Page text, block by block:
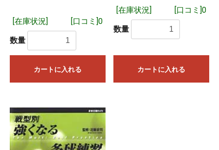
[在庫状況] [口コミ]0
数量
カートに入れる
[在庫状況] [口コミ]0
数量
カートに入れる